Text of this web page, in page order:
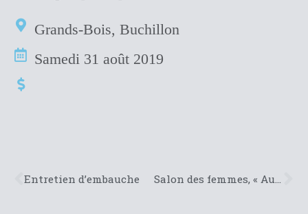
Grands-Bois, Buchillon
Samedi 31 août 2019
Entretien d’embauche Salon des femmes, « Autour d’elles », Aquatis, Lausanne, Octobre 2019